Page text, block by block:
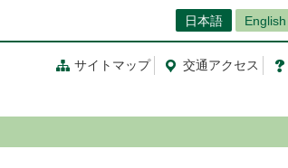
日本語 English
サイトマップ 交通アクセス